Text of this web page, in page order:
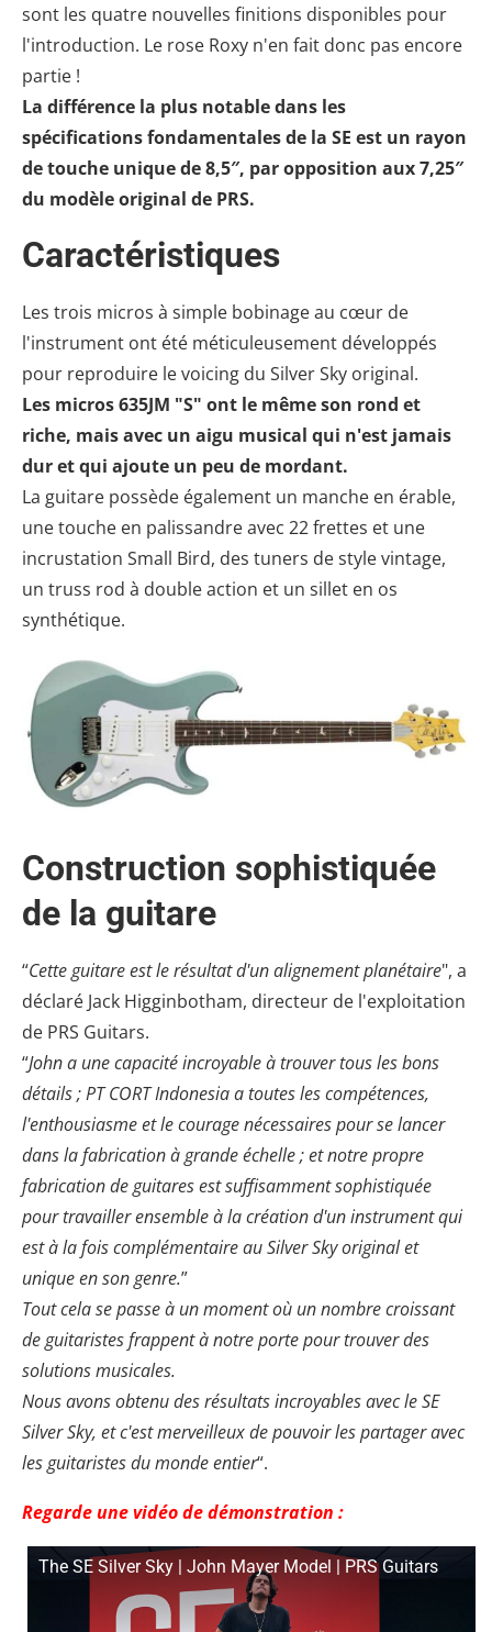
sont les quatre nouvelles finitions disponibles pour
l'introduction. Le rose Roxy n'en fait donc pas encore
partie !
La différence la plus notable dans les
spécifications fondamentales de la SE est un rayon
de touche unique de 8,5″, par opposition aux 7,25″
du modèle original de PRS.
Caractéristiques
Les trois micros à simple bobinage au cœur de
l'instrument ont été méticuleusement développés
pour reproduire le voicing du Silver Sky original.
Les micros 635JM "S" ont le même son rond et
riche, mais avec un aigu musical qui n'est jamais
dur et qui ajoute un peu de mordant.
La guitare possède également un manche en érable,
une touche en palissandre avec 22 frettes et une
incrustation Small Bird, des tuners de style vintage,
un truss rod à double action et un sillet en os
synthétique.
Construction sophistiquée
de la guitare
“Cette guitare est le résultat d'un alignement planétaire", a
déclaré Jack Higginbotham, directeur de l'exploitation
de PRS Guitars.
“John a une capacité incroyable à trouver tous les bons
détails ; PT CORT Indonesia a toutes les compétences,
l'enthousiasme et le courage nécessaires pour se lancer
dans la fabrication à grande échelle ; et notre propre
fabrication de guitares est suffisamment sophistiquée
pour travailler ensemble à la création d'un instrument qui
est à la fois complémentaire au Silver Sky original et
unique en son genre.”
Tout cela se passe à un moment où un nombre croissant
de guitaristes frappent à notre porte pour trouver des
solutions musicales.
Nous avons obtenu des résultats incroyables avec le SE
Silver Sky, et c'est merveilleux de pouvoir les partager avec
les guitaristes du monde entier“.
Regarde une vidéo de démonstration :
The SE Silver Sky | John Mayer Model | PRS Guitars